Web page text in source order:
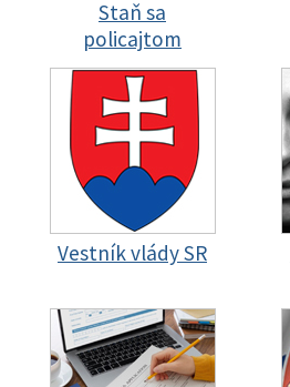
Staň sa
policajtom
Vestník vlády SR